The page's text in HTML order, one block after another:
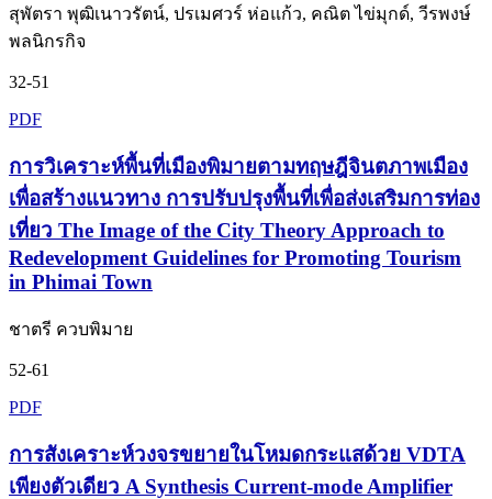
สุพัตรา พุฒิเนาวรัตน์, ปรเมศวร์ ห่อแก้ว, คณิต ไข่มุกด์, วีรพงษ์
พลนิกรกิจ
32-51
PDF
การวิเคราะห์พื้นที่เมืองพิมายตามทฤษฎีจินตภาพเมือง
เพื่อสร้างแนวทาง การปรับปรุงพื้นที่เพื่อส่งเสริมการท่อง
เที่ยว The Image of the City Theory Approach to
Redevelopment Guidelines for Promoting Tourism
in Phimai Town
ชาตรี ควบพิมาย
52-61
PDF
การสังเคราะห์วงจรขยายในโหมดกระแสด้วย VDTA
เพียงตัวเดียว A Synthesis Current-mode Amplifier